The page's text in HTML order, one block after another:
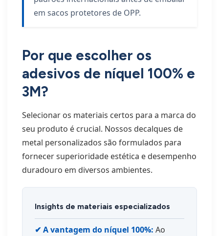
em sacos protetores de OPP.
Por que escolher os
adesivos de níquel 100% e
3M?
Selecionar os materiais certos para a marca do
seu produto é crucial. Nossos decalques de
metal personalizados são formulados para
fornecer superioridade estética e desempenho
duradouro em diversos ambientes.
Insights de materiais especializados
✔ A vantagem do níquel 100%: Ao